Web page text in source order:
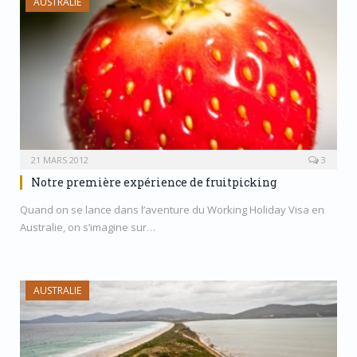
21 MARS 2012 3
Notre première expérience de fruitpicking
Quand on se lance dans l’aventure du Working Holiday Visa en
Australie, on s’imagine sur…
AUSTRALIE